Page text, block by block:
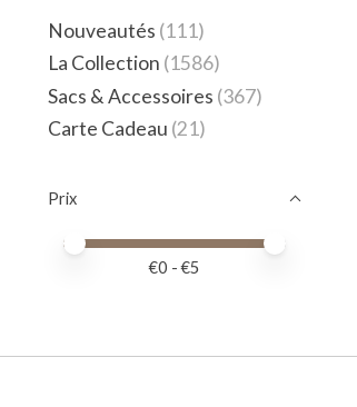
Nouveautés (111)
La Collection (1586)
Sacs & Accessoires (367)
Carte Cadeau (21)
Prix
Prix minimum
Price maximum value
€0 - €5